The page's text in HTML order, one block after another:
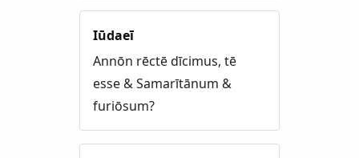
Iūdaeī
Annōn rēctē dīcimus, tē
esse & Samarītānum &
furiōsum?